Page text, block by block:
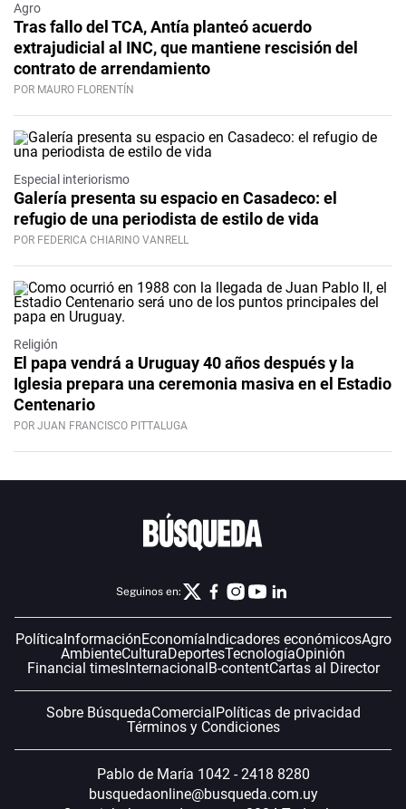
Agro
Tras fallo del TCA, Antía planteó acuerdo
extrajudicial al INC, que mantiene rescisión del
contrato de arrendamiento
POR MAURO FLORENTÍN
Especial interiorismo
Galería presenta su espacio en Casadeco: el
refugio de una periodista de estilo de vida
POR FEDERICA CHIARINO VANRELL
Religión
El papa vendrá a Uruguay 40 años después y la
Iglesia prepara una ceremonia masiva en el Estadio
Centenario
POR JUAN FRANCISCO PITTALUGA
Seguinos en:
PolíticaInformaciónEconomíaIndicadores económicosAgro
AmbienteCulturaDeportesTecnologíaOpinión
Financial timesInternacionalB-contentCartas al Director
Sobre BúsquedaComercialPolíticas de privacidad
Términos y Condiciones
Pablo de María 1042 - 2418 8280
busquedaonline@busqueda.com.uy